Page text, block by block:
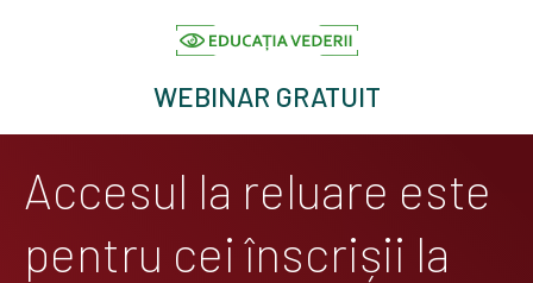
WEBINAR GRATUIT
Accesul la reluare este
pentru cei înscrișii la